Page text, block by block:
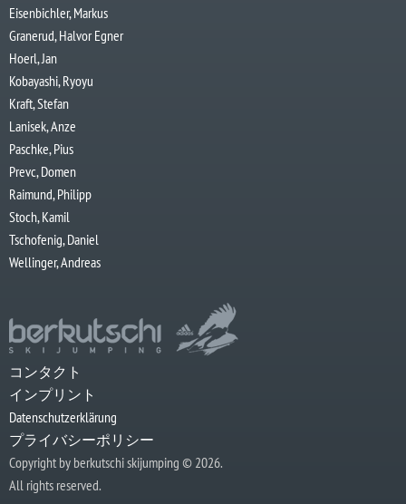
Eisenbichler, Markus
Granerud, Halvor Egner
Hoerl, Jan
Kobayashi, Ryoyu
Kraft, Stefan
Lanisek, Anze
Paschke, Pius
Prevc, Domen
Raimund, Philipp
Stoch, Kamil
Tschofenig, Daniel
Wellinger, Andreas
コンタクト
インプリント
Datenschutzerklärung
プライバシーポリシー
Copyright by berkutschi skijumping © 2026.
All rights reserved.